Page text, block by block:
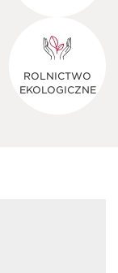
ROLNICTWO
EKOLOGICZNE